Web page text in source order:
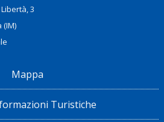
3
(IM)
Mappa
Turistiche